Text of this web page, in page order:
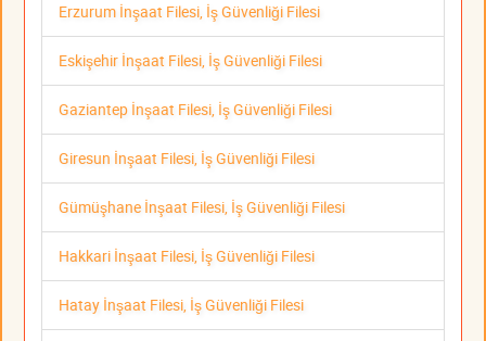
Erzurum İnşaat Filesi, İş Güvenliği Filesi
Eskişehir İnşaat Filesi, İş Güvenliği Filesi
Gaziantep İnşaat Filesi, İş Güvenliği Filesi
Giresun İnşaat Filesi, İş Güvenliği Filesi
Gümüşhane İnşaat Filesi, İş Güvenliği Filesi
Hakkari İnşaat Filesi, İş Güvenliği Filesi
Hatay İnşaat Filesi, İş Güvenliği Filesi